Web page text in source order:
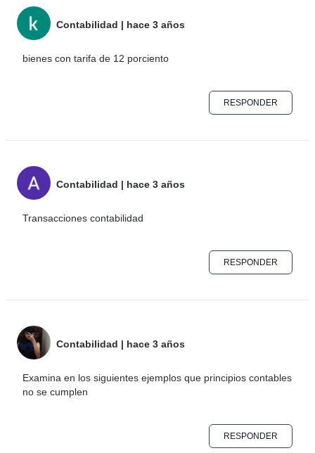
Contabilidad | hace 3 años
bienes con tarifa de 12 porciento
RESPONDER
Contabilidad | hace 3 años
Transacciones contabilidad
RESPONDER
Contabilidad | hace 3 años
Examina en los siguientes ejemplos que principios contables
no se cumplen
RESPONDER